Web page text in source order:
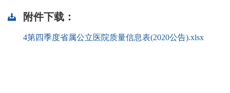
附件下载：
4第四季度省属公立医院质量信息表(2020公告).xlsx